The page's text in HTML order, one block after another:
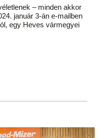
– minden akkor
január 3-án e-mailben
egy Heves vármegyei